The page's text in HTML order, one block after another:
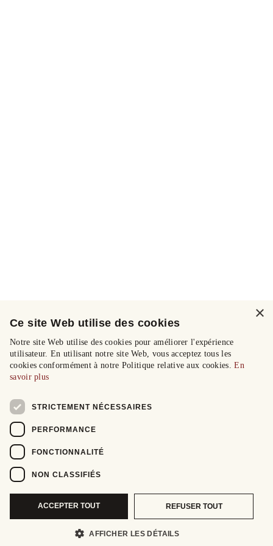
×
Ce site Web utilise des cookies
Notre site Web utilise des cookies pour améliorer l'expérience
utilisateur. En utilisant notre site Web, vous acceptez tous les
cookies conformément à notre Politique relative aux cookies.En
savoir plus
STRICTEMENT NÉCESSAIRES
PERFORMANCE
FONCTIONNALITÉ
NON CLASSIFIÉS
ACCEPTER TOUT REFUSER TOUT
AFFICHER LES DÉTAILS